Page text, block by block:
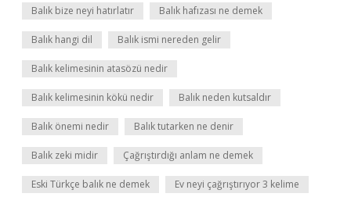
Balık bize neyi hatırlatır Balık hafızası ne demek
Balık hangi dil Balık ismi nereden gelir
Balık kelimesinin atasözü nedir
Balık kelimesinin kökü nedir Balık neden kutsaldır
Balık önemi nedir Balık tutarken ne denir
Balık zeki midir Çağrıştırdığı anlam ne demek
Eski Türkçe balık ne demek Ev neyi çağrıştırıyor 3 kelime